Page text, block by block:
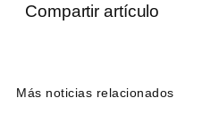
Compartir artículo
Más noticias relacionados